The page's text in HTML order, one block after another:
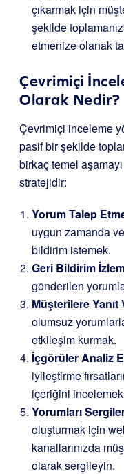
çıkarmak için
şekilde
etmenize olanak
Çevrimiçi
Olarak Nedir?
Çevrimiçi inceleme
pasif bir şekilde
birkaç temel
stratejidir:
Yorum Talep
uygun zamanda
bildirim istemek.
Geri Bildirim
gönderilen
Müşterilere Yanıt
olumsuz
etkileşim kurmak.
İçgörüler Analiz
iyileştirme
içeriğini
Yorumları
oluşturmak için
kanallarınızda
olarak sergileyin.